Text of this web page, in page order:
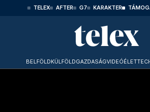
TELEX AFTER G7 KARAKTER
BELFÖLDKÜLFÖLDGAZDASÁGVIDEÓÉLET